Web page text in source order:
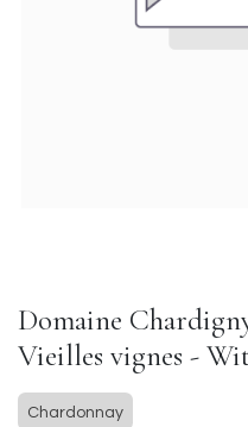
Domaine
Vieilles vignes -
Chardonnay